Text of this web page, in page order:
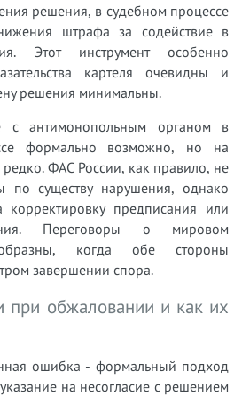
решения, в судебном процессе
штрафа за содействие в
Этот инструмент особенно
картеля очевидны и
решения минимальны.
с антимонопольным органом в
формально возможно, но на
редко. ФАС России, как правило, не
по существу нарушения, однако
корректировку предписания или
Переговоры о мировом
когда обе стороны
завершении спора.
при обжаловании и как их
ошибка - формальный подход
на несогласие с решением